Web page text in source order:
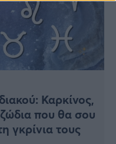
Καρκίνος,
που θα σου
γκρίνια τους